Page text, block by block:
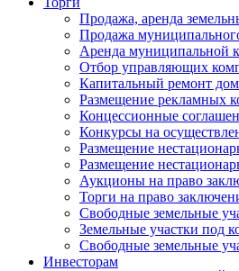
Продажа, аренда
Продажа
Аренда муниципальной
Отбор управляющих
Капитальный ремонт
Размещение рекламных
Концессионные
Конкурсы на
Размещение
Размещение
Аукционы на право
Торги на право
Свободные земельные
Земельные участки под
Свободные земельные
Инвесторам